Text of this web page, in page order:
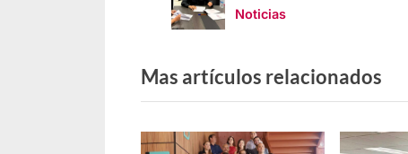
Equipos
Noticias
Mas artículos relacionados